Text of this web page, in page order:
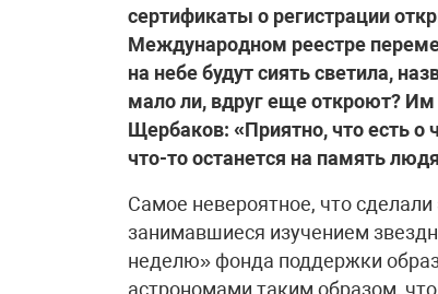
сертификаты о регистрации
Международном реестре
на небе будут сиять светила,
мало ли, вдруг еще откроют?
Щербаков: «Приятно, что есть о
что-то останется на память
Самое невероятное, что
занимавшиеся изучением
неделю» фонда поддержки
астрономами таким образом,